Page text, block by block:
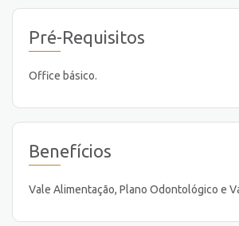
Pré-Requisitos
Office básico.
Benefícios
Vale Alimentação, Plano Odontológico e